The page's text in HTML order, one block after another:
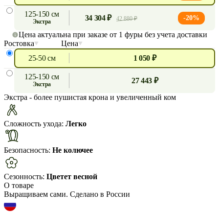
125-150 см
экстра 34 304 ₽ 42 880 ₽ -20%
Цена актуальна при заказе от 1 фуры без учета доставки
Ростовка
Цена
25-50 см
1 050 ₽
125-150 см
экстра
27 443 ₽
Экстра - более пушистая крона и увеличенный ком
Сложность ухода: Легко
Безопасность: Не колючее
Сезонность: Цветет весной
О товаре
Выращиваем сами. Сделано в России